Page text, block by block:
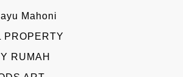
Mahoni
PROPERTY
RUMAH